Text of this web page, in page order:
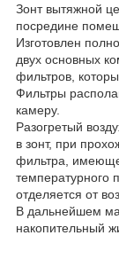
Зонт вытяжной
посредине
Изготовлен
двух основных
фильтров,
Фильтры
камеру.
Разогретый
в зонт, при
фильтра,
температурного
отделяется от
В дальнейшем
накопительный